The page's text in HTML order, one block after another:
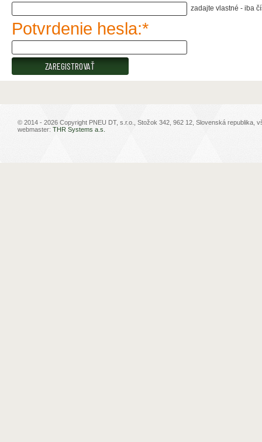
zadajte vlastné - iba
Potvrdenie hesla:*
© 2014 - 2026 Copyright PNEU DT, s.r.o., Stožok 342, 962 12, Slovenská republika,
webmaster: THR Systems a.s.